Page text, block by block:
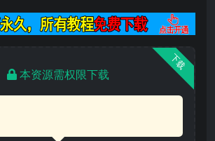
下载
本资源需权限下载